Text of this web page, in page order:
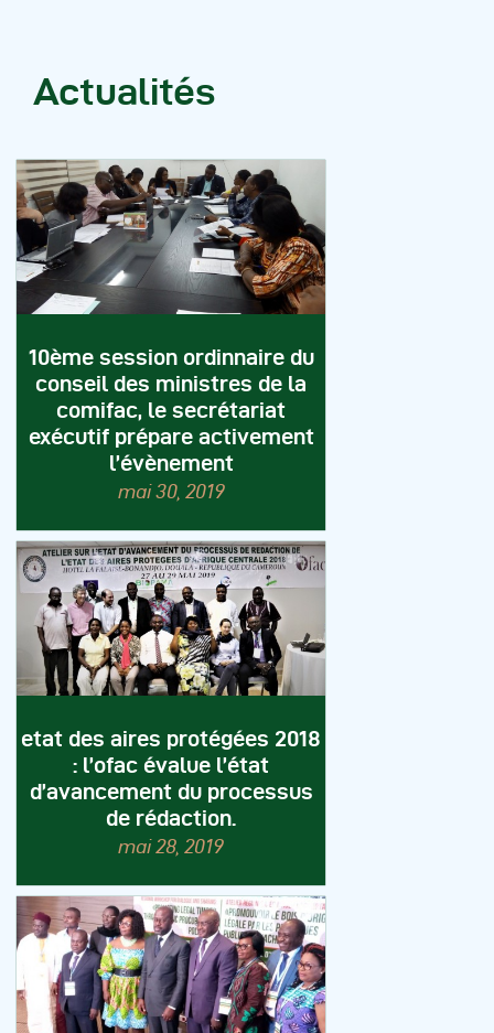
Actualités
10ème session ordinnaire du
conseil des ministres de la
comifac, le secrétariat
exécutif prépare activement
l’évènement
mai 30, 2019
etat des aires protégées 2018
: l’ofac évalue l’état
d’avancement du processus
de rédaction.
mai 28, 2019